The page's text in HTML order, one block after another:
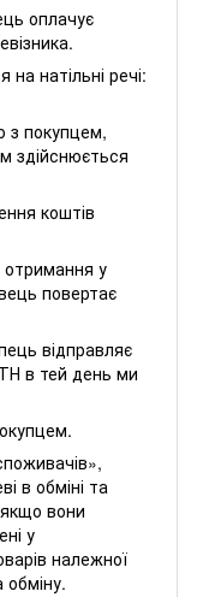
оплачує
натільні речі:
з покупцем,
здійснюється
коштів
отримання у
повертає
відправляє
в тей день ми
,
в обміні та
якщо вони
у
належної
обміну.